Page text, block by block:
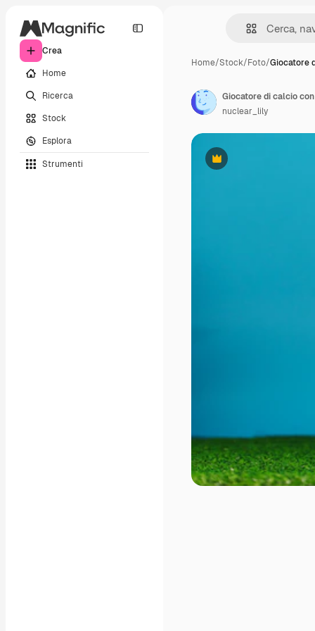
Crea
Home
Ricerca
Stock
Esplora
Strumenti
Home/Stock/Foto/Giocatore
Premium
Giocatore di calcio
nuclear_lily